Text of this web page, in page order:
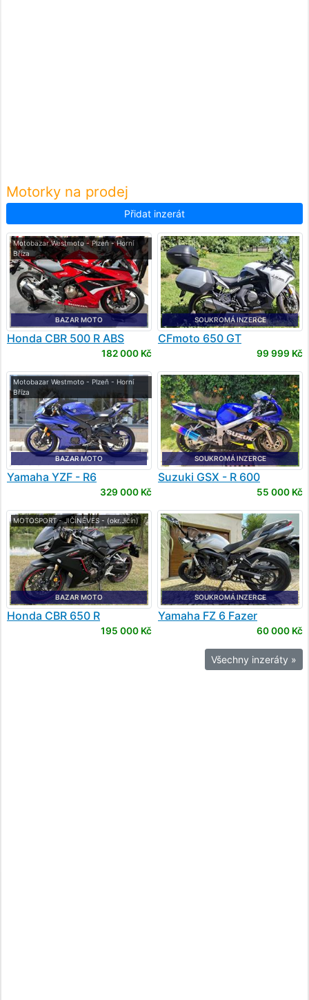
Motorky na prodej
Přidat inzerát
Motobazar Westmoto - Plzeň - Horní
Bříza
BAZAR MOTO
Honda CBR 500 R ABS
182 000 Kč
SOUKROMÁ INZERCE
CFmoto 650 GT
99 999 Kč
Motobazar Westmoto - Plzeň - Horní
Bříza
BAZAR MOTO
Yamaha YZF - R6
329 000 Kč
SOUKROMÁ INZERCE
Suzuki GSX - R 600
55 000 Kč
MOTOSPORT - JIČÍNĚVES - (okr.Jičín)
BAZAR MOTO
Honda CBR 650 R
195 000 Kč
SOUKROMÁ INZERCE
Yamaha FZ 6 Fazer
60 000 Kč
Všechny inzeráty »